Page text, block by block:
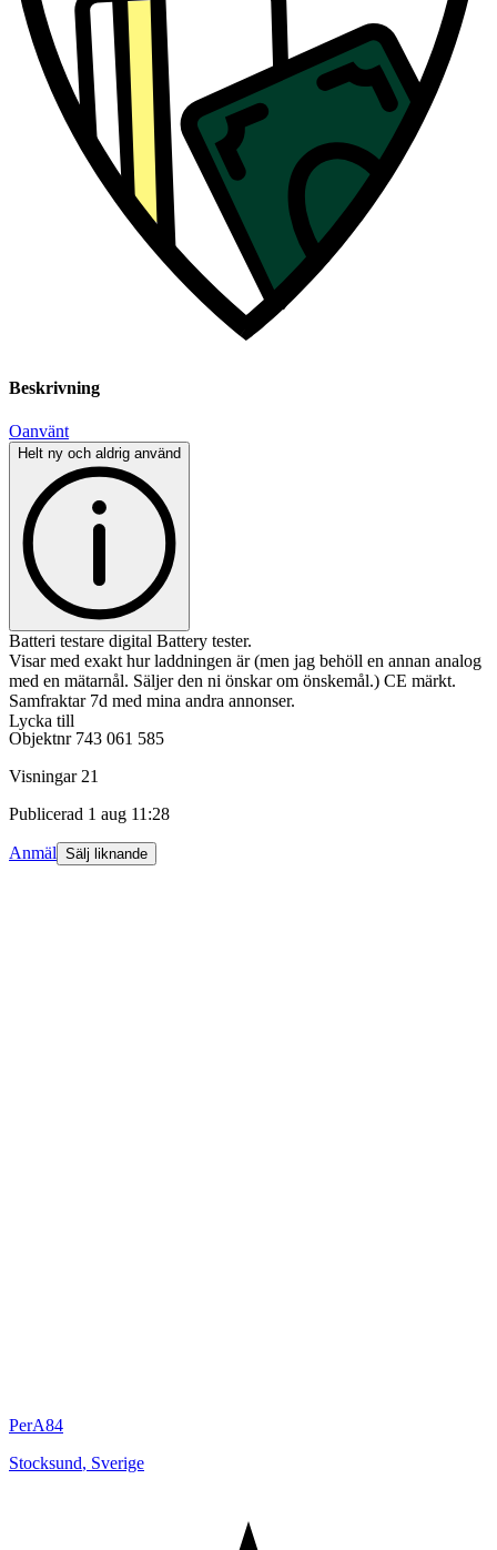
Beskrivning
Oanvänt
Helt ny och aldrig använd
Batteri testare digital Battery tester.
Visar med exakt hur laddningen är (men jag behöll en annan analog
med en mätarnål. Säljer den ni önskar om önskemål.) CE märkt.
Samfraktar 7d med mina andra annonser.
Lycka till
Objektnr 743 061 585
Visningar 21
Publicerad 1 aug 11:28
Anmäl Sälj liknande
PerA84
Stocksund, Sverige